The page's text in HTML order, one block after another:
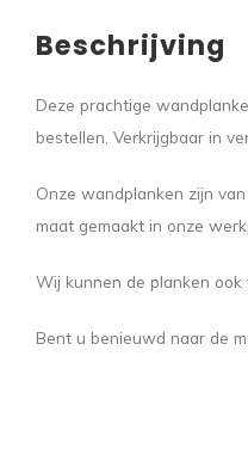
Beschrijving
Deze prachtige
bestellen. Verkrijgbaar in
Onze wandplanken zijn
maat gemaakt in onze
Wij kunnen de planken ook
Bent u benieuwd naar de